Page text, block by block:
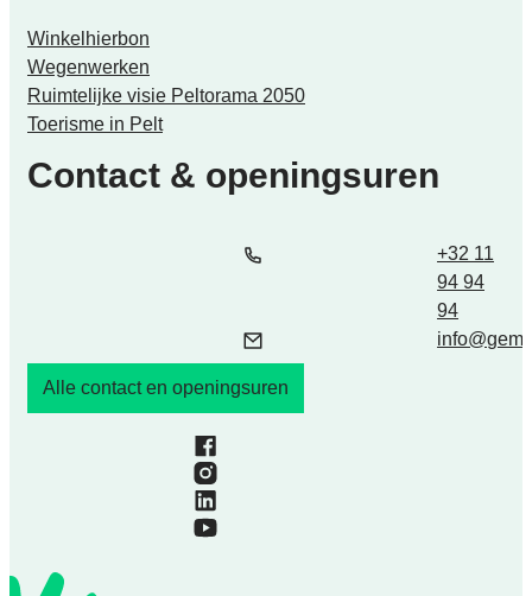
Winkelhierbon
Wegenwerken
Ruimtelijke visie Peltorama 2050
Toerisme in Pelt
Contact & openingsuren
+32 11
94 94
94
info@
Alle contact en openingsuren